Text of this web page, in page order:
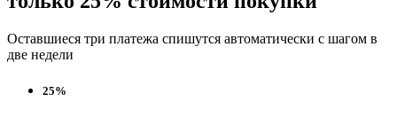
Оставшиеся три платежа спишутся автоматически с шагом в
две недели
25%